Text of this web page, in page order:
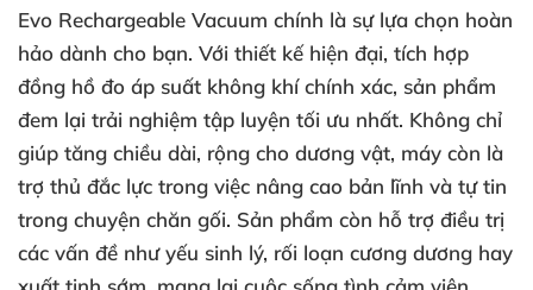
Evo Rechargeable Vacuum chính là sự lựa chọn hoàn
hảo dành cho bạn. Với thiết kế hiện đại, tích hợp
đồng hồ đo áp suất không khí chính xác, sản phẩm
đem lại trải nghiệm tập luyện tối ưu nhất. Không chỉ
giúp tăng chiều dài, rộng cho dương vật, máy còn là
trợ thủ đắc lực trong việc nâng cao bản lĩnh và tự tin
trong chuyện chăn gối. Sản phẩm còn hỗ trợ điều trị
các vấn đề như yếu sinh lý, rối loạn cương dương hay